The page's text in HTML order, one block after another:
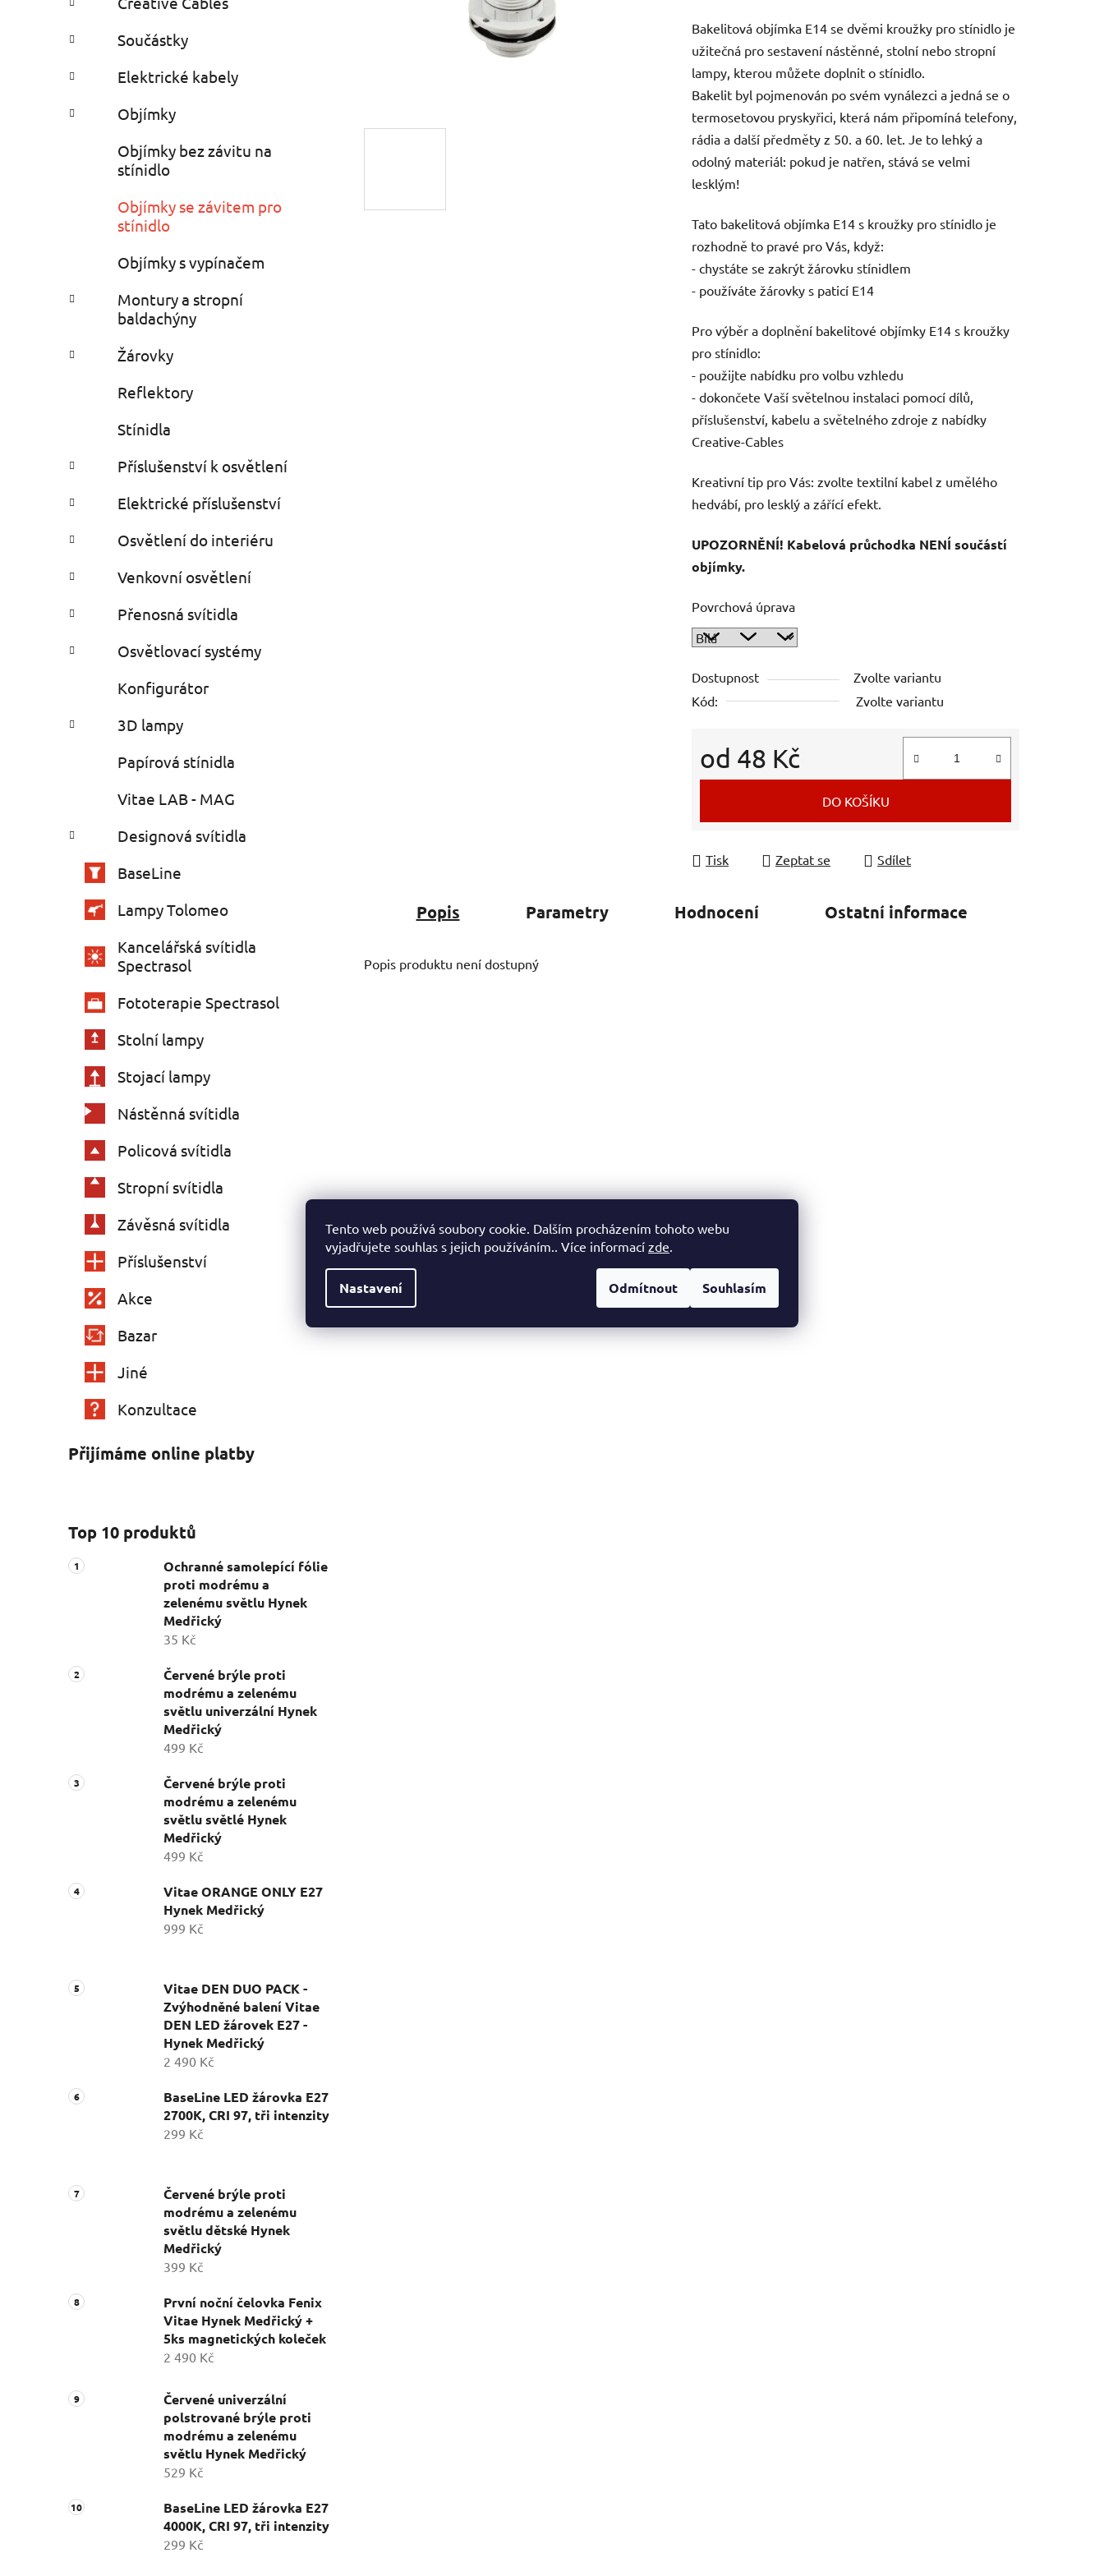
Tento web používá soubory cookie. Dalším procházením tohoto webu
vyjadřujete souhlas s jejich používáním.. Více informací zde.
Nastavení Odmítnout Souhlasím
n
n
p
n
i
Součástky
Elektrické kabely
Objímky
Objímky bez závitu na
stínidlo
Objímky se závitem pro
stínidlo
Objímky s vypínačem
Montury a stropní
baldachýny
Žárovky
Reflektory
Stínidla
Příslušenství k osvětlení
Elektrické příslušenství
Osvětlení do interiéru
Venkovní osvětlení
Přenosná svítidla
Osvětlovací systémy
Konfigurátor
3D lampy
Papírová stínidla
Vitae LAB - MAG
Designová svítidla
BaseLine
Lampy Tolomeo
Kancelářská svítidla
Spectrasol
Fototerapie Spectrasol
Stolní lampy
Stojací lampy
Nástěnná svítidla
Policová svítidla
Stropní svítidla
Závěsná svítidla
Příslušenství
Akce
Bazar
Jiné
Konzultace
Přijímáme online platby
Top 10 produktů
Ochranné samolepící fólie
proti modrému a
zelenému světlu Hynek
Medřický
35 Kč
Červené brýle proti
modrému a zelenému
světlu univerzální Hynek
Medřický
499 Kč
Červené brýle proti
modrému a zelenému
světlu světlé Hynek
Medřický
499 Kč
Vitae ORANGE ONLY E27
Hynek Medřický
999 Kč
Vitae DEN DUO PACK -
Zvýhodněné balení Vitae
DEN LED žárovek E27 -
Hynek Medřický
2 490 Kč
BaseLine LED žárovka E27
2700K, CRI 97, tři intenzity
299 Kč
Červené brýle proti
modrému a zelenému
světlu dětské Hynek
Medřický
399 Kč
První noční čelovka Fenix
Vitae Hynek Medřický +
5ks magnetických koleček
2 490 Kč
Červené univerzální
polstrované brýle proti
modrému a zelenému
světlu Hynek Medřický
529 Kč
BaseLine LED žárovka E27
4000K, CRI 97, tři intenzity
299 Kč
je
0,0
z
5
hvězdiček.
Bakelitová objímka E14 se dvěmi kroužky pro stínidlo je
užitečná pro sestavení nástěnné, stolní nebo stropní
lampy, kterou můžete doplnit o stínidlo.
Bakelit byl pojmenován po svém vynálezci a jedná se o
termosetovou pryskyřici, která nám připomíná telefony,
rádia a další předměty z 50. a 60. let. Je to lehký a
odolný materiál: pokud je natřen, stává se velmi
lesklým!
Tato bakelitová objímka E14 s kroužky pro stínidlo je
rozhodně to pravé pro Vás, když:
- chystáte se zakrýt žárovku stínidlem
- používáte žárovky s paticí E14
Pro výběr a doplnění bakelitové objímky E14 s kroužky
pro stínidlo:
- použijte nabídku pro volbu vzhledu
- dokončete Vaší světelnou instalaci pomocí dílů,
příslušenství, kabelu a světelného zdroje z nabídky
Creative-Cables
Kreativní tip pro Vás: zvolte textilní kabel z umělého
hedvábí, pro lesklý a zářící efekt.
UPOZORNĚNÍ! Kabelová průchodka NENÍ součástí
objímky.
Povrchová úprava
Dostupnost
Zvolte variantu
Kód:
Zvolte variantu
od 48 Kč
Měrná cena:
DO KOŠÍKU
Tisk Zeptat se Sdílet
Popis Parametry Hodnocení Ostatní informace
Popis produktu není dostupný